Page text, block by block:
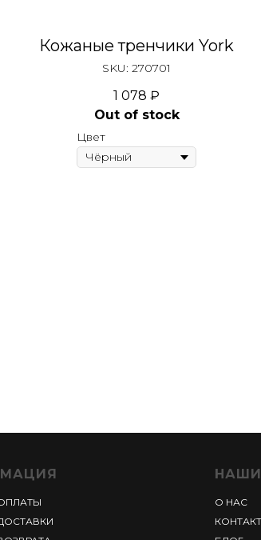
Кожаные тренчики York
SKU: 270701
1 078 ₽
Out of stock
Цвет
О НАС